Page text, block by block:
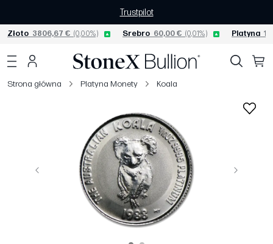
Trustpilot
Złoto 3806,67 € (0,00%) Srebro 60,00 € (0,01%) Platyna
Strona główna Platyna Monety Koala
Poprzedni Następny